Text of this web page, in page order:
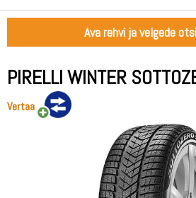
Ava rehvi ja velgede
PIRELLI WINTER
Vertaa